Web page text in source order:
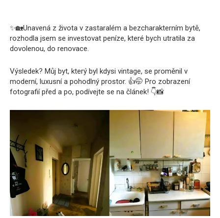
✨🏡Unavená z života v zastaralém a bezcharakterním bytě,
rozhodla jsem se investovat peníze, které bych utratila za
dovolenou, do renovace.
Výsledek? Můj byt, který byl kdysi vintage, se proměnil v
moderní, luxusní a pohodlný prostor. 👍🤭 Pro zobrazení
fotografií před a po, podívejte se na článek! 👇📸